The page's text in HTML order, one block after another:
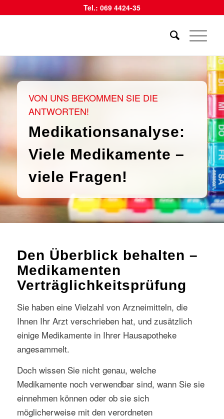
Tel.: 069 4424-35
VON UNS BEKOMMEN SIE DIE
ANTWORTEN!
Medikationsanalyse:
Viele Medikamente –
viele Fragen!
Den Überblick behalten –
Medikamenten
Verträglichkeitsprüfung
Sie haben eine Vielzahl von Arzneimitteln, die
Ihnen Ihr Arzt verschrieben hat, und zusätzlich
einige Medikamente in Ihrer Hausapotheke
angesammelt.
Doch wissen Sie nicht genau, welche
Medikamente noch verwendbar sind, wann Sie sie
einnehmen können oder ob sie sich
möglicherweise mit den verordneten